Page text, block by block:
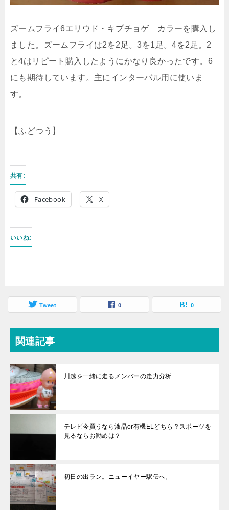
ズームフライ6エリウド・キプチョゲ カラーを購入し
ました。ズームフライは2を2足。3を1足。4を2足。2
と4はリピート購入したようにかなり良かったです。6
にも期待しています。主にインターバル用に使いま
す。
【ふどつう】
共有:
Facebook X
いいね:
Tweet 0 0
関連記事
川越を一緒に走るメンバーの走力分析
テレビ今買うなら液晶or有機ELどちら？スポーツを
見るならお勧めは？
初日の出ラン。ニューイヤー駅伝へ。